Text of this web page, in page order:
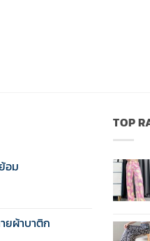
อม
ยผ้าบาติก
TOP